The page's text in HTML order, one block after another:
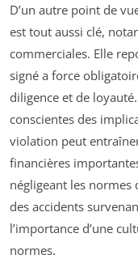
D’un autre point de
est tout aussi clé,
commerciales. Elle
signé a force
diligence et de
conscientes des
violation peut
financières
négligeant les normes
des accidents
l’importance d’une
normes.